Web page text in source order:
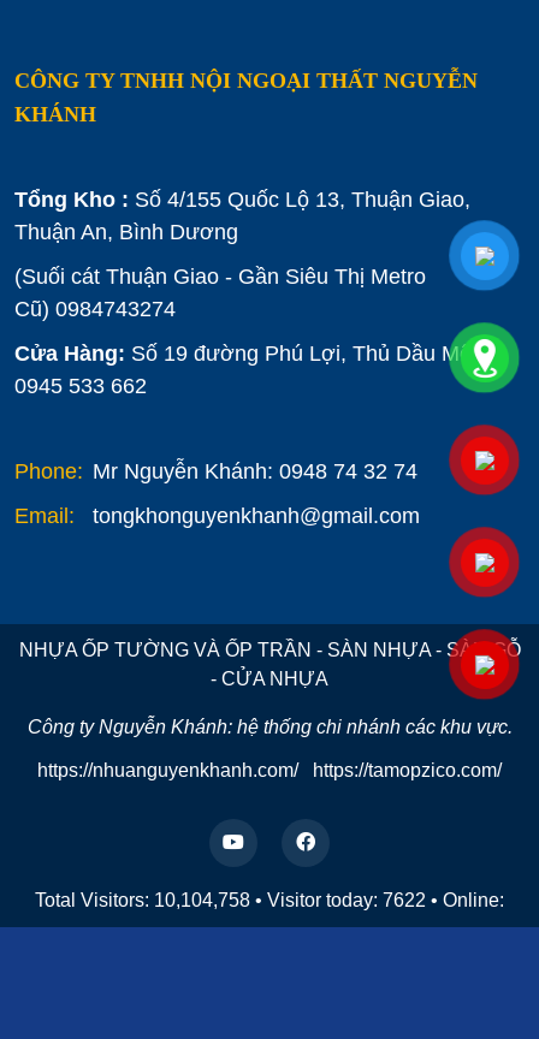
CÔNG TY TNHH NỘI NGOẠI THẤT NGUYỄN
KHÁNH
Tổng Kho : Số 4/155 Quốc Lộ 13, Thuận Giao,
Thuận An, Bình Dương
(Suối cát Thuận Giao - Gần Siêu Thị Metro
Cũ) 0984743274
Cửa Hàng: Số 19 đường Phú Lợi, Thủ Dầu Một :
0945 533 662
Phone: Mr Nguyễn Khánh: 0948 74 32 74
Email:
tongkhonguyenkhanh@gmail.com
NHỰA ỐP TƯỜNG VÀ ỐP TRẦN - SÀN NHỰA - SÀN GỖ
- CỬA NHỰA
Công ty Nguyễn Khánh: hệ thống chi nhánh các khu vực.
https://nhuanguyenkhanh.com/ https://tamopzico.com/
Total Visitors: 10,104,758 • Visitor today: 7622 • Online: